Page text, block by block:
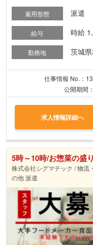
雇用形態 派遣
給与 時給
勤務地 茨城
仕事情報 No.：
公開期間
求人情報詳細へ
5時～10時/お惣菜の盛
株式会社シグマテック / 物流
の他 派遣